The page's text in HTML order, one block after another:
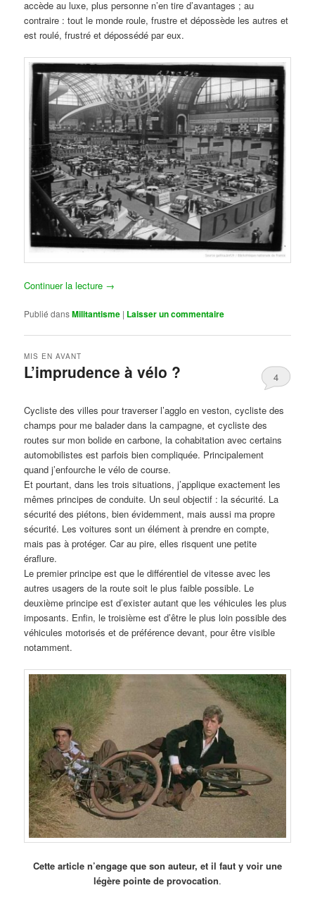
accède au luxe, plus personne n’en tire d’avantages ; au
contraire : tout le monde roule, frustre et dépossède les autres et
est roulé, frustré et dépossédé par eux.
Continuer la lecture →
Publié dansMilitantisme | Laisser un commentaire
L’imprudence à vélo ?
MIS EN AVANT
4
Cycliste des villes pour traverser l’agglo en veston, cycliste des
champs pour me balader dans la campagne, et cycliste des
routes sur mon bolide en carbone, la cohabitation avec certains
automobilistes est parfois bien compliquée. Principalement
quand j’enfourche le vélo de course.
Et pourtant, dans les trois situations, j’applique exactement les
mêmes principes de conduite. Un seul objectif : la sécurité. La
sécurité des piétons, bien évidemment, mais aussi ma propre
sécurité. Les voitures sont un élément à prendre en compte,
mais pas à protéger. Car au pire, elles risquent une petite
éraflure.
Le premier principe est que le différentiel de vitesse avec les
autres usagers de la route soit le plus faible possible. Le
deuxième principe est d’exister autant que les véhicules les plus
imposants. Enfin, le troisième est d’être le plus loin possible des
véhicules motorisés et de préférence devant, pour être visible
notamment.
Cette article n’engage que son auteur, et il faut y voir une
légère pointe de provocation.